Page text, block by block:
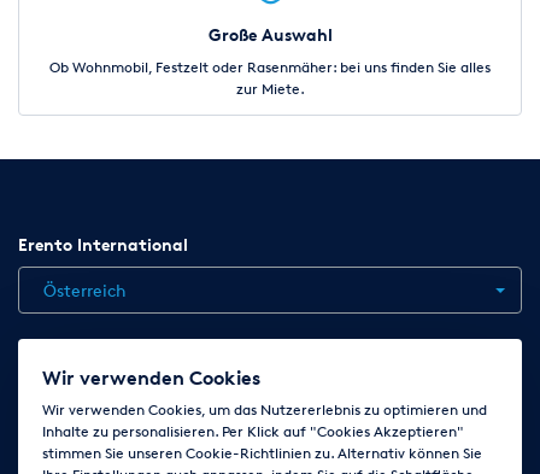
Große Auswahl
Ob Wohnmobil, Festzelt oder Rasenmäher: bei uns finden Sie alles
zur Miete.
Erento International
Österreich
Jobs Kontakt News
AGB
Impressum Cookie-Einstellungen ändern
Wir verwenden Cookies
Wir verwenden Cookies, um das Nutzererlebnis zu optimieren und
Inhalte zu personalisieren. Per Klick auf "Cookies Akzeptieren"
stimmen Sie unseren Cookie-Richtlinien zu. Alternativ können Sie